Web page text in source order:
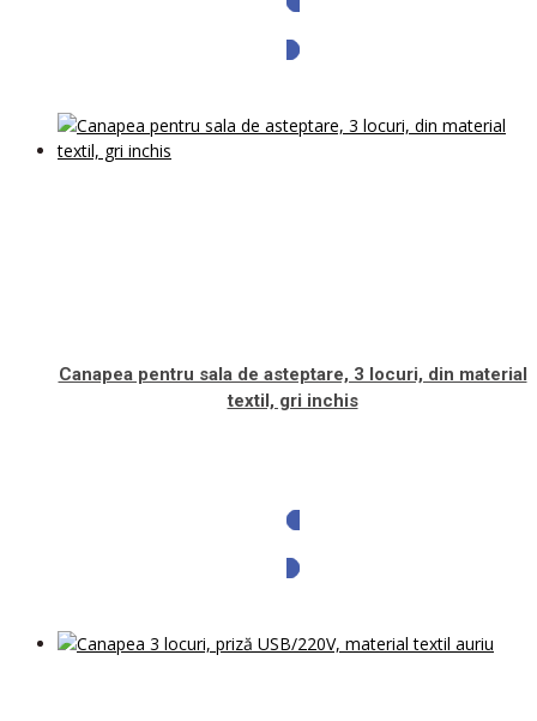
Canapea pentru sala de asteptare, 3 locuri, din material
textil, gri inchis